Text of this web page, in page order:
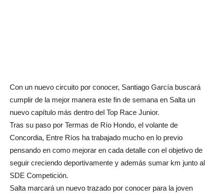
Con un nuevo circuito por conocer, Santiago García buscará
cumplir de la mejor manera este fin de semana en Salta un
nuevo capítulo más dentro del Top Race Junior.
Tras su paso por Termas de Río Hondo, el volante de
Concordia, Entre Ríos ha trabajado mucho en lo previo
pensando en como mejorar en cada detalle con el objetivo de
seguir creciendo deportivamente y además sumar km junto al
SDE Competición.
Salta marcará un nuevo trazado por conocer para la joven